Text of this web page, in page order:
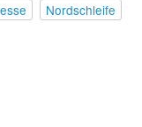
Nordschleife